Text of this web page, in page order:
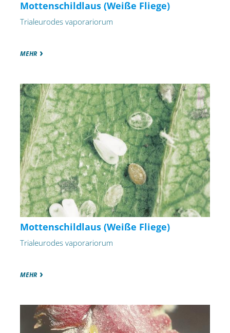
Mottenschildlaus (Weiße Fliege)
Trialeurodes vaporariorum
MEHR
Mottenschildlaus (Weiße Fliege)
Trialeurodes vaporariorum
MEHR